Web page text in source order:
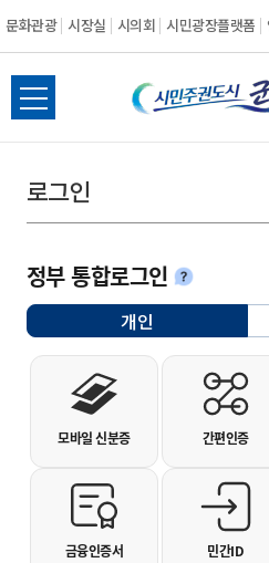
문화관광 시장실 시의회 시민광장플랫폼
시
전체메뉴 열기
로그인
정부 통합로그인안내
개인선택됨
개인사용자 로그인
모바일 신분증 간편인증
금융인증서 민간ID